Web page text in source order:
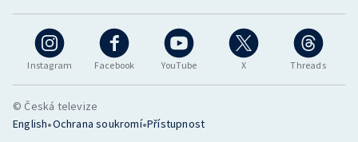
Instagram Facebook YouTube X Threads
© Česká televize
English•Ochrana soukromí•Přístupnost